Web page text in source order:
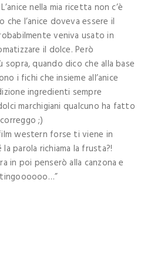
nella mia ricetta non c’è
che l’anice doveva essere il
veniva usato in
il dolce. Però
sopra, quando dico che alla base
i fichi che insieme all’anice
ingredienti sempre
marchigiani qualcuno ha fatto
;)
western forse ti viene in
parola richiama la frusta?!
in poi penserò alla canzona e